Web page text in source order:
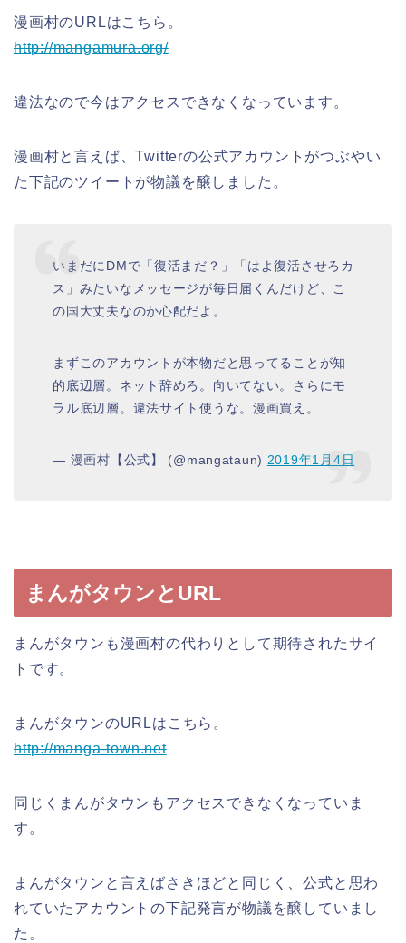
漫画村のURLはこちら。
http://mangamura.org/
違法なので今はアクセスできなくなっています。
漫画村と言えば、Twitterの公式アカウントがつぶやい
た下記のツイートが物議を醸しました。
いまだにDMで「復活まだ？」「はよ復活させろカ
ス」みたいなメッセージが毎日届くんだけど、こ
の国大丈夫なのか心配だよ。
まずこのアカウントが本物だと思ってることが知
的底辺層。ネット辞めろ。向いてない。さらにモ
ラル底辺層。違法サイト使うな。漫画買え。
— 漫画村【公式】 (@mangataun) 2019年1月4日
まんがタウンとURL
まんがタウンも漫画村の代わりとして期待されたサイ
トです。
まんがタウンのURLはこちら。
http://manga-town.net
同じくまんがタウンもアクセスできなくなっていま
す。
まんがタウンと言えばさきほどと同じく、公式と思わ
れていたアカウントの下記発言が物議を醸していまし
た。